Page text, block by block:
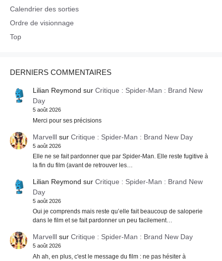
Calendrier des sorties
Ordre de visionnage
Top
DERNIERS COMMENTAIRES
Lilian Reymond sur Critique : Spider-Man : Brand New
Day
5 août 2026
Merci pour ses précisions
Marvelllsur Critique : Spider-Man : Brand New Day
5 août 2026
Elle ne se fait pardonner que par Spider-Man. Elle reste fugitive à
la fin du film (avant de retrouver les…
Lilian Reymond sur Critique : Spider-Man : Brand New
Day
5 août 2026
Oui je comprends mais reste qu’elle fait beaucoup de saloperie
dans le film et se fait pardonner un peu facilement…
Marvelllsur Critique : Spider-Man : Brand New Day
5 août 2026
Ah ah, en plus, c'est le message du film : ne pas hésiter à